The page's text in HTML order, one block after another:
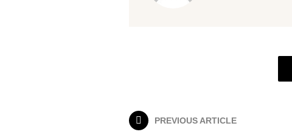
PREVIOUS ARTICLE